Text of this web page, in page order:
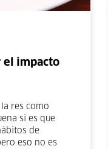
el impacto
res como
si es que
de
eso no es